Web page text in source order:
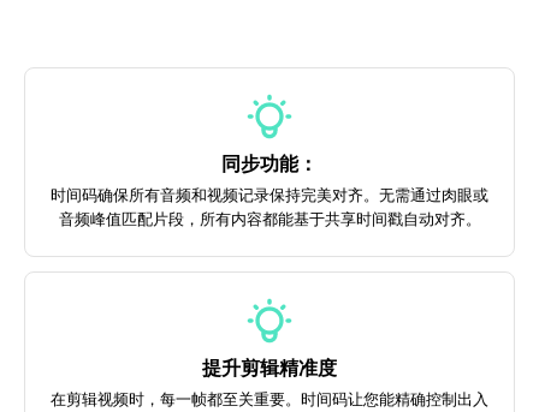
同步功能：
时间码确保所有音频和视频记录保持完美对齐。无需通过肉眼或
音频峰值匹配片段，所有内容都能基于共享时间戳自动对齐。
提升剪辑精准度
在剪辑视频时，每一帧都至关重要。时间码让您能精确控制出入